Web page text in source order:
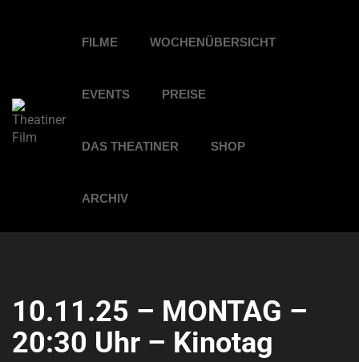
FILME WOCHENÜBERSICHT
EVENTS PREISE
DAS THEATINER SHOP
ARCHIV
10.11.25 – MONTAG –
20:30 Uhr – Kinotag